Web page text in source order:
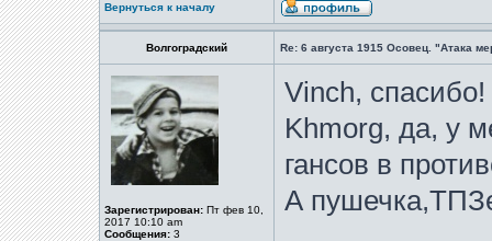
Вернуться к началу
Волгоградский Re: 6 августа 1915 Осовец. "Атака
Зарегистрирован: Пт фев 10,
2017 10:10 am
Сообщения: 3
Vinch, спасибо!
Khmorg, да, у
гансов в
А